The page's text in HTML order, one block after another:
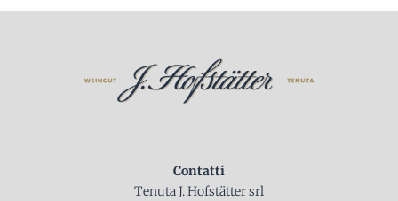
Contatti
Tenuta J. Hofstätter srl